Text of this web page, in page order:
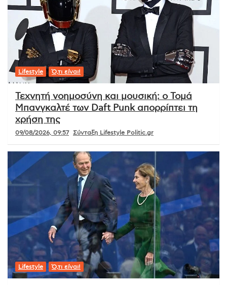
Lifestyle Ό,τι είναι!
Τεχνητή νοημοσύνη και μουσική: ο Τομά
Μπανγκαλτέ των Daft Punk απορρίπτει τη
χρήση της
09/08/2026, 09:57 Σύνταξη Lifestyle Politic.gr
Lifestyle Ό,τι είναι!